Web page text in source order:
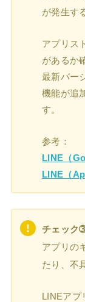
が発生す
アプリス
があるか
最新バー
機能が追
す。
参考：
LINE（
LINE（
チェック
アプリの
たり、不
LINEアプ